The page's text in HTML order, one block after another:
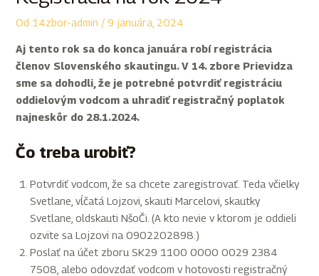
Od 14zbor-admin /9 januára, 2024
Aj tento rok sa do konca januára robí registrácia
členov Slovenského skautingu. V 14. zbore Prievidza
sme sa dohodli, že je potrebné potvrdiť registráciu
oddielovým vodcom a uhradiť registračný poplatok
najneskôr do 28.1.2024.
Čo treba urobiť?
Potvrdiť vodcom, že sa chcete zaregistrovať. Teda včielky
Svetlane, vĺčatá Lojzovi, skauti Marcelovi, skautky
Svetlane, oldskauti NšoČi. (A kto nevie v ktorom je oddieli
ozvite sa Lojzovi na 0902202898.)
Poslať na účet zboru SK29 1100 0000 0029 2384
7508, alebo odovzdať vodcom v hotovosti registračný